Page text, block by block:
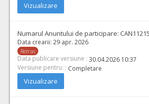
Vizualizare
Numarul Anuntului de participare:
Data crearii: 29 apr. 2026
Retras
Data publicare versiune : 30.04.2026 10:37
Versiune pentru: : Completare
Vizualizare